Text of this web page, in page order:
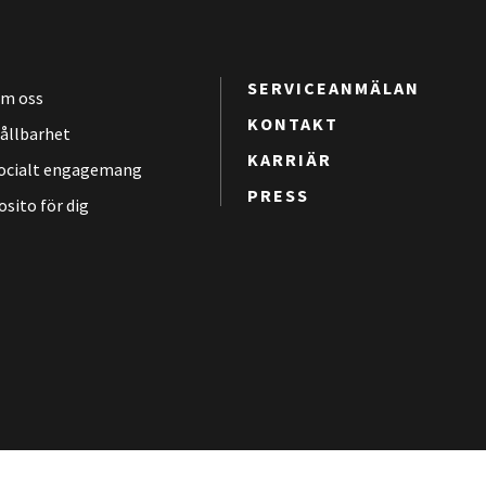
oss
engagemang
för dig
SERVICEANMÄLAN
KONTAKT
KARRIÄR
PRESS